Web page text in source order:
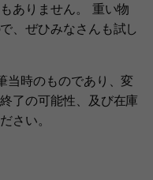
ありません。 重い物
、ぜひみなさんも試し
当時のものであり、変
了の可能性、及び在庫
さい。